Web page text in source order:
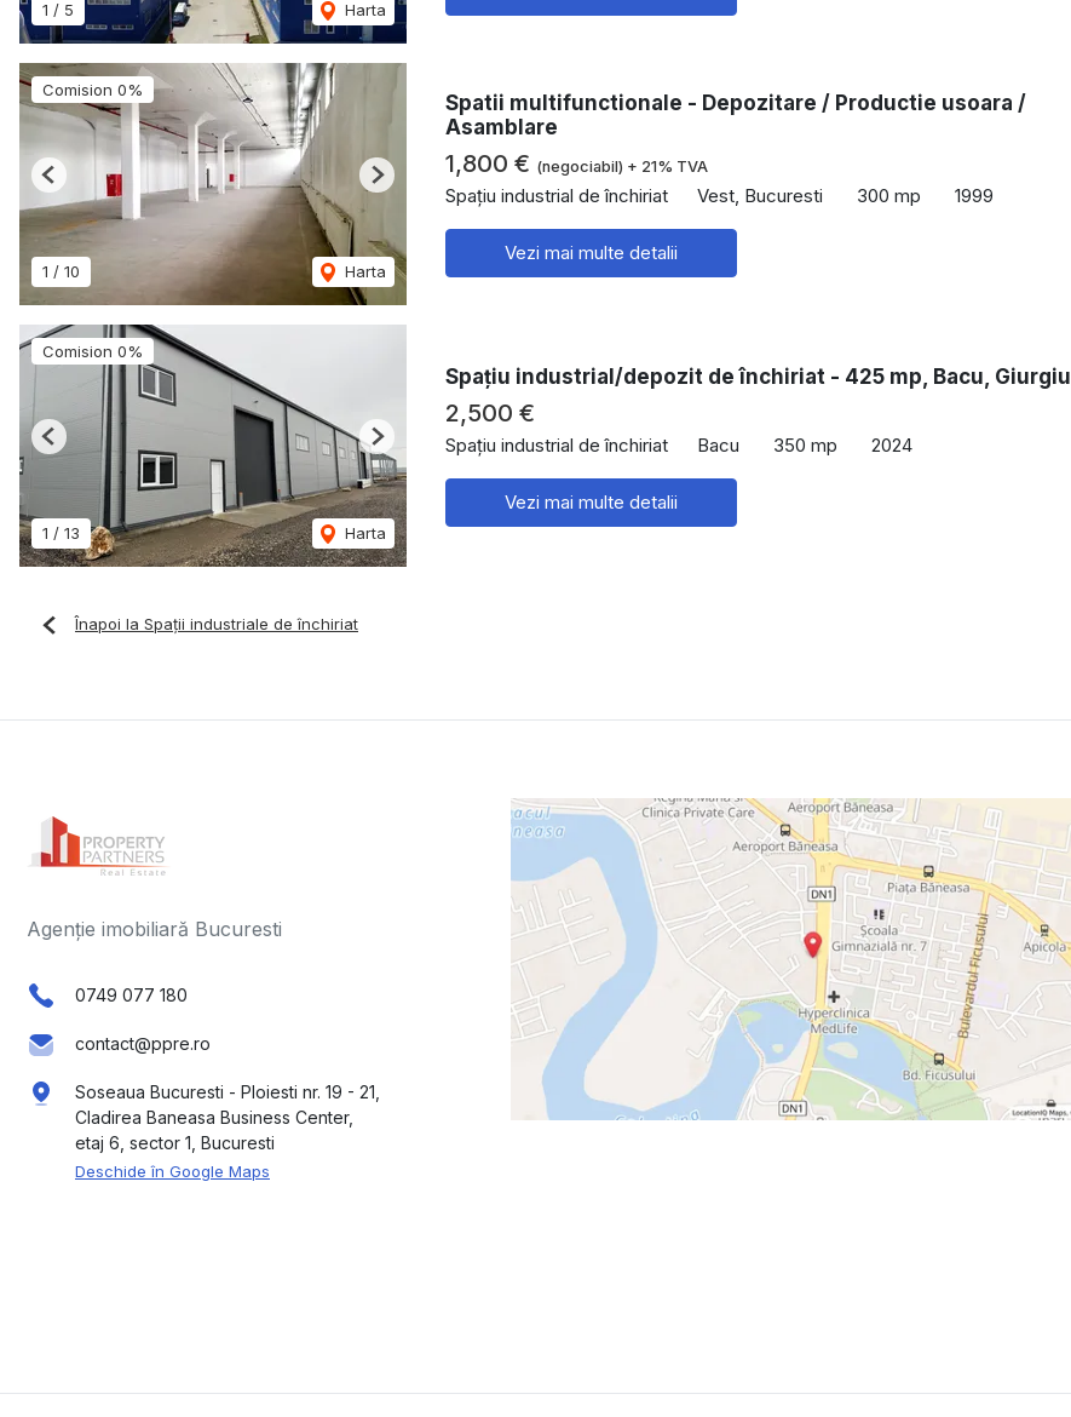
1 / 5 Harta
Comision 0%
1 / 10 Harta
Previous Next
Spatii multifunctionale - Depozitare / Productie usoara /
Asamblare
1,800 € (negociabil) + 21% TVA
Spațiu industrial de închiriat Vest, Bucuresti 300 mp 1999
Vezi mai multe detalii
Comision 0%
1 / 13 Harta
Previous Next
Spațiu industrial/depozit de închiriat - 425 mp, Bacu, Giurgiu
2,500 €
Spațiu industrial de închiriat Bacu 350 mp 2024
Vezi mai multe detalii
Înapoi la Spații industriale de închiriat
Agenție imobiliară Bucuresti
0749 077 180
contact@ppre.ro
Soseaua Bucuresti - Ploiesti nr. 19 - 21,
Cladirea Baneasa Business Center,
etaj 6, sector 1, Bucuresti
Deschide în Google Maps